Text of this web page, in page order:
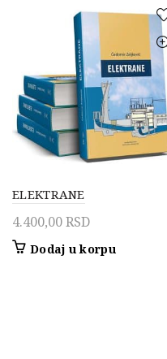
ELEKTRANE
4.400,00RSD
Dodaj u korpu